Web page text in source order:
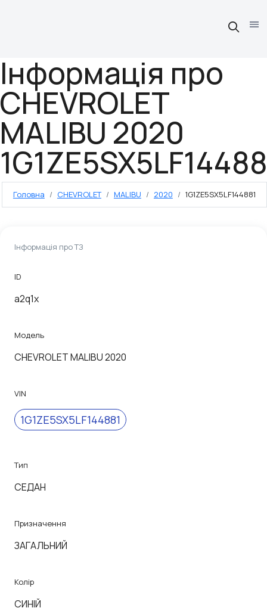
Інформація про
CHEVROLET
MALIBU 2020
Головна CHEVROLET MALIBU 2020 1G1ZE5SX5LF144881
Інформація про ТЗ
ID
a2q1x
Модель
CHEVROLET MALIBU 2020
VIN
1G1ZE5SX5LF144881
Тип
СЕДАН
Призначення
ЗАГАЛЬНИЙ
Колір
СИНІЙ